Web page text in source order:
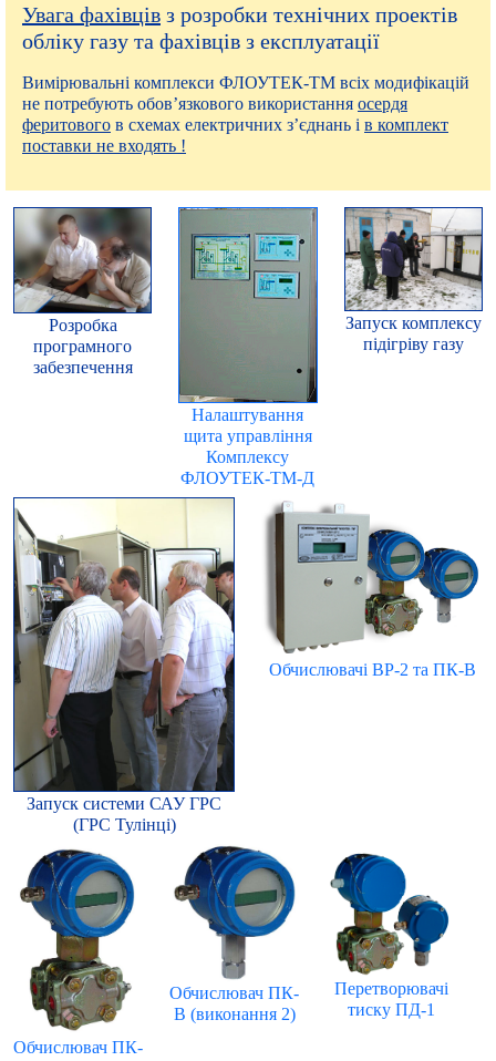
Увага фахівців з розробки технічних проектів
обліку газу та фахівців з експлуатації
Вимірювальні комплекси ФЛОУТЕК-ТМ всіх модифікацій
не потребують обов’язкового використання осердя
феритового в схемах електричних з’єднань і в комплект
поставки не входять !
Розробка
програмного
забезпечення
Налаштування
щита управління
Комплексу
ФЛОУТЕК-ТМ-Д
Запуск комплексу
підігріву газу
Запуск системи САУ ГРС
(ГРС Тулінці)
Обчислювачі ВР-2 та ПК-В
Обчислювач ПК-
Обчислювач ПК-
В (виконання 2)
Перетворювачі
тиску ПД-1